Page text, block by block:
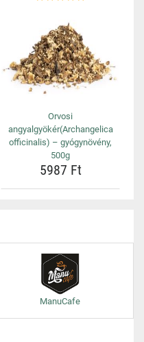
Orvosi
angyalgyökér(Archangelica
officinalis) – gyógynövény,
500g
5987 Ft
ManuCafe